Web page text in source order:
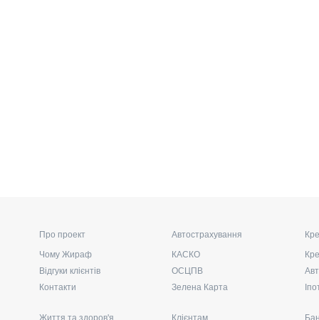
Про проект
Чому Жираф
Відгуки клієнтів
Контакти
Автострахування
КАСКО
ОСЦПВ
Зелена Карта
Життя та здоров'я Клієнтам